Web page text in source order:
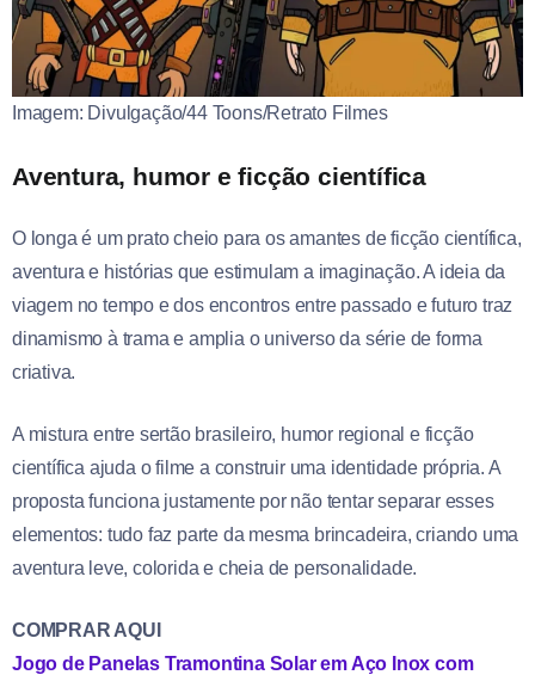
Imagem: Divulgação/44 Toons/Retrato Filmes
Aventura, humor e ficção científica
O longa é um prato cheio para os amantes de ficção científica,
aventura e histórias que estimulam a imaginação. A ideia da
viagem no tempo e dos encontros entre passado e futuro traz
dinamismo à trama e amplia o universo da série de forma
criativa.
A mistura entre sertão brasileiro, humor regional e ficção
científica ajuda o filme a construir uma identidade própria. A
proposta funciona justamente por não tentar separar esses
elementos: tudo faz parte da mesma brincadeira, criando uma
aventura leve, colorida e cheia de personalidade.
COMPRAR AQUI
Jogo de Panelas Tramontina Solar em Aço Inox com